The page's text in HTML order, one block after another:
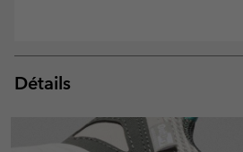
Détails